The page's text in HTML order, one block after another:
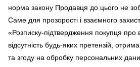
норма закону Продавця до цього не
Саме для прозорості і взаємного
«Розписку-підтвердження покупця
відсутність будь-яких претензій,
та згоду на обробку персональних